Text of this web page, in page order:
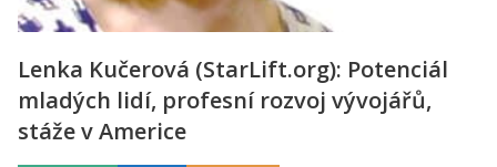
Lenka Kučerová (StarLift.org): Potenciál
mladých lidí, profesní rozvoj vývojářů,
stáže v Americe